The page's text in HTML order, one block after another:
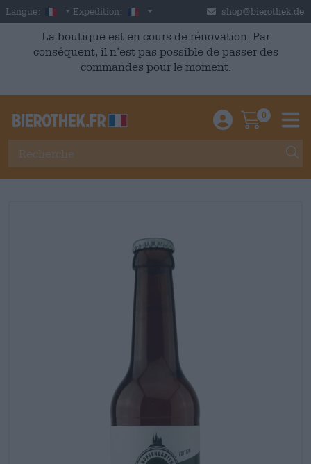
Skip to main content
Langue: French
Expédition: France shop@bierothek.de
La boutique est en cours de rénovation. Par
conséquent, il n’est pas possible de passer des
commandes pour le moment.
Einloggen /
0